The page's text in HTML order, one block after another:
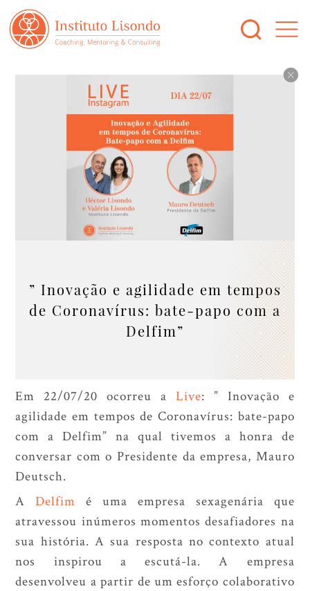
” Inovação e agilidade em tempos
de Coronavírus: bate-papo com a
Delfim”
Em 22/07/20 ocorreu a Live: ” Inovação e
agilidade em tempos de Coronavírus: bate-papo
com a Delfim” na qual tivemos a honra de
conversar com o Presidente da empresa, Mauro
Deutsch.
ADelfim é uma empresa sexagenária que
atravessou inúmeros momentos desafiadores na
sua história. A sua resposta no contexto atual
nos inspirou a escutá-la. A empresa
desenvolveu a partir de um esforço colaborativo